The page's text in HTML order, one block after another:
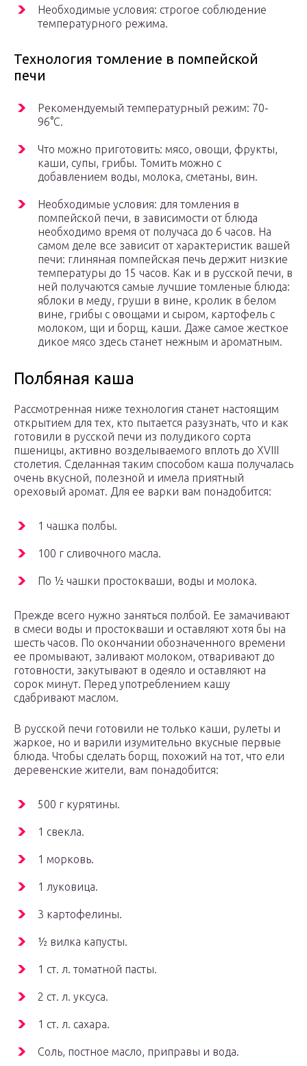
Необходимые условия: строгое соблюдение
температурного режима.
Технология томление в помпейской
печи
Рекомендуемый температурный режим: 70-
96°С.
Что можно приготовить: мясо, овощи, фрукты,
каши, супы, грибы. Томить можно с
добавлением воды, молока, сметаны, вин.
Необходимые условия: для томления в
помпейской печи, в зависимости от блюда
необходимо время от получаса до 6 часов. На
самом деле все зависит от характеристик вашей
печи: глиняная помпейская печь держит низкие
температуры до 15 часов. Как и в русской печи, в
ней получаются самые лучшие томленые блюда:
яблоки в меду, груши в вине, кролик в белом
вине, грибы с овощами и сыром, картофель с
молоком, щи и борщ, каши. Даже самое жесткое
дикое мясо здесь станет нежным и ароматным.
Полбяная каша
Рассмотренная ниже технология станет настоящим
открытием для тех, кто пытается разузнать, что и как
готовили в русской печи из полудикого сорта
пшеницы, активно возделываемого вплоть до XVIII
столетия. Сделанная таким способом каша получалась
очень вкусной, полезной и имела приятный
ореховый аромат. Для ее варки вам понадобится:
1 чашка полбы.
100 г сливочного масла.
По ½ чашки простокваши, воды и молока.
Прежде всего нужно заняться полбой. Ее замачивают
в смеси воды и простокваши и оставляют хотя бы на
шесть часов. По окончании обозначенного времени
ее промывают, заливают молоком, отваривают до
готовности, закутывают в одеяло и оставляют на
сорок минут. Перед употреблением кашу
сдабривают маслом.
В русской печи готовили не только каши, рулеты и
жаркое, но и варили изумительно вкусные первые
блюда. Чтобы сделать борщ, похожий на тот, что ели
деревенские жители, вам понадобится:
500 г курятины.
1 свекла.
1 морковь.
1 луковица.
3 картофелины.
½ вилка капусты.
1 ст. л. томатной пасты.
2 ст. л. уксуса.
1 ст. л. сахара.
Соль, постное масло, приправы и вода.